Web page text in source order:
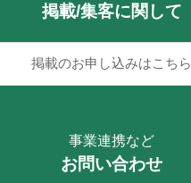
掲載/集客に関して
掲載のお申し込みはこちら
事業連携など
お問い合わせ